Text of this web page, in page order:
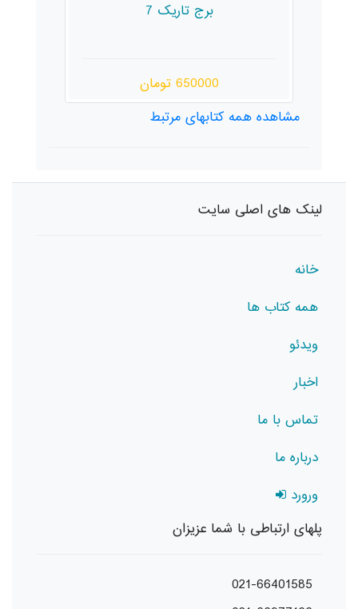
برج تاریک 7
650000 تومان
مشاهده همه کتابهای مرتبط
لینک های اصلی سایت
خانه
همه کتاب ها
ویدئو
اخبار
تماس با ما
درباره ما
ورورد
پلهای ارتباطی با شما عزیزان
021-66401585